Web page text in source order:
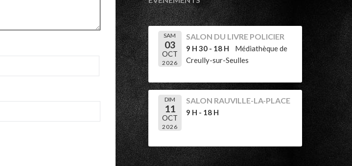
SAM
03
OCT
2026
SALON DU LIVRE POLICIER
9 H 30 - 18 H
Médiathèque de
Creully-sur-Seulles
DIM
11
OCT
2026
SALON RAUVILLE-LA-PLACE
9 H - 18 H